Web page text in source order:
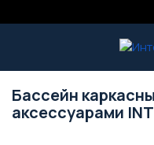
Бассейн
аксессуарами